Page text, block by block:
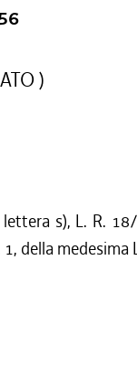
)
s), L. R.
della medesima